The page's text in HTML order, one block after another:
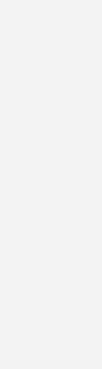
Das
und CO2
werden
erzielen.
sinnvoll,
an den
Das EEG
erst